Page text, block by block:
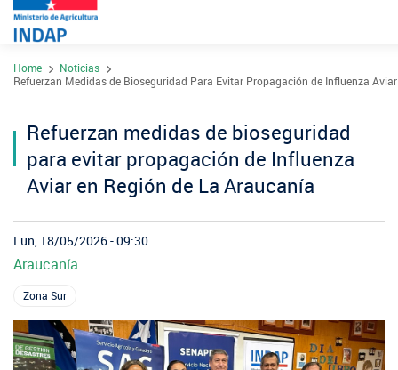
Contacto
Ley del Lobby
Sistema de Integridad
Sobre INDAP
Sea usuario INDAP
Nuestros Programas
Programa Desarrollo Territorial Indígena
Programa de Asociatividad Económica
Acciones INDAP
Red Tiendas Mundo Rural
Sitios Regionales
Home
Noticias
Refuerzan Medidas de Bioseguridad Para Evitar Propagación de Influenza
Refuerzan medidas de bioseguridad
para evitar propagación de Influenza
Aviar en Región de La Araucanía
Lun, 18/05/2026 - 09:30
Araucanía
Zona Sur